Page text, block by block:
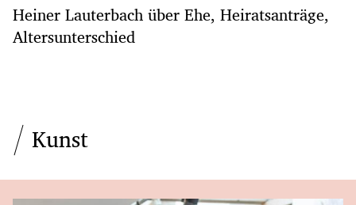
Heiner Lauterbach über Ehe, Heiratsanträge,
Altersunterschied
Kunst